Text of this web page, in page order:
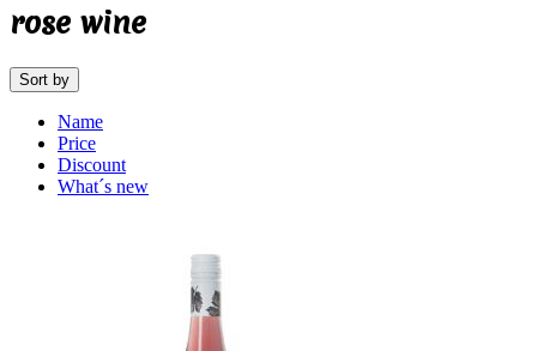
rose wine
Sort by
Name
Price
Discount
What´s new